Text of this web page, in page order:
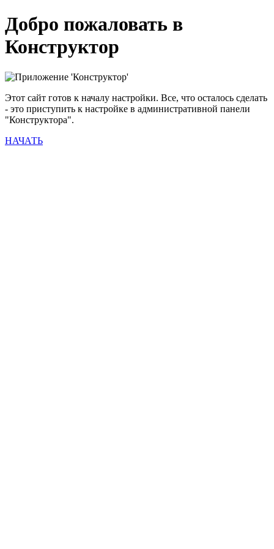
Добро пожаловать в
Конструктор
Этот сайт готов к началу настройки. Все, что осталось сделать
- это приступить к настройке в административной панели
"Конструктора".
НАЧАТЬ